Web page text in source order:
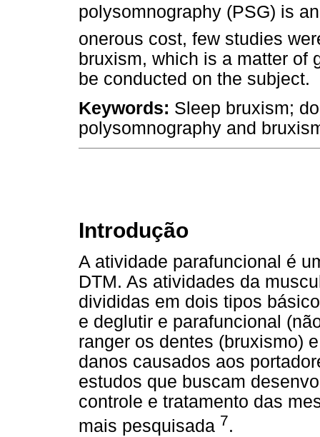
polysomnography (PSG) is
onerous cost, few studies
bruxism, which is a matter of
be conducted on the subject.
Keywords: Sleep bruxism;
polysomnography and
Introdução
A atividade parafuncional é
DTM. As atividades da
divididas em dois tipos
e deglutir e parafuncional
ranger os dentes (bruxismo)
danos causados aos
estudos que buscam
controle e tratamento das
mais pesquisada 7.